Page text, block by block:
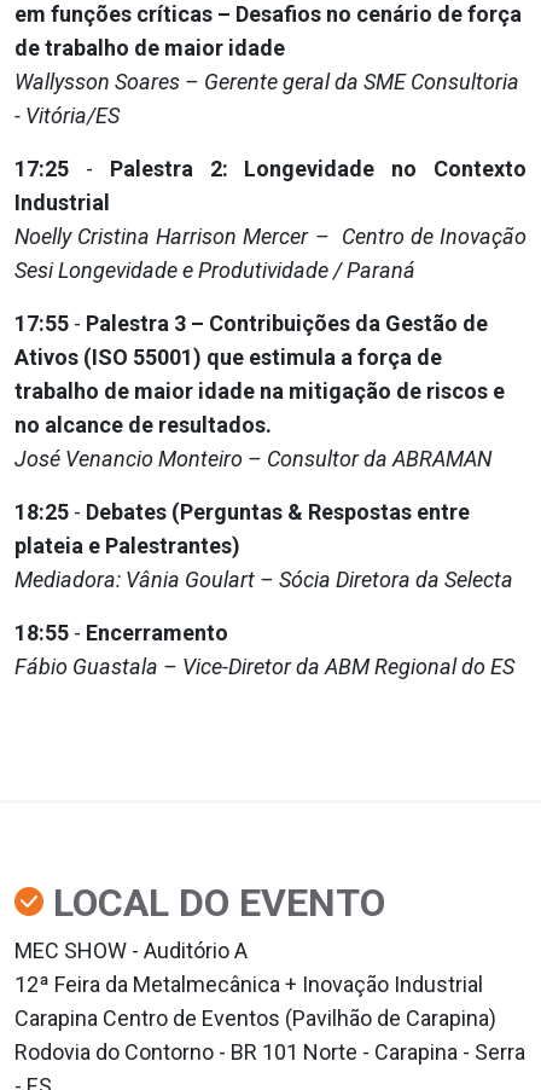
em funções críticas – Desafios no cenário de força
de trabalho de maior idade
Wallysson Soares – Gerente geral da SME Consultoria
- Vitória/ES
17:25 - Palestra 2: Longevidade no Contexto
Industrial
Noelly Cristina Harrison Mercer – Centro de Inovação
Sesi Longevidade e Produtividade / Paraná
17:55 - Palestra 3 – Contribuições da Gestão de
Ativos (ISO 55001) que estimula a força de
trabalho de maior idade na mitigação de riscos e
no alcance de resultados.
José Venancio Monteiro – Consultor da ABRAMAN
18:25 - Debates (Perguntas & Respostas entre
plateia e Palestrantes)
Mediadora: Vânia Goulart – Sócia Diretora da Selecta
18:55 - Encerramento
Fábio Guastala – Vice-Diretor da ABM Regional do ES
LOCAL DO EVENTO
MEC SHOW - Auditório A
12ª Feira da Metalmecânica + Inovação Industrial
Carapina Centro de Eventos (Pavilhão de Carapina)
Rodovia do Contorno - BR 101 Norte - Carapina - Serra